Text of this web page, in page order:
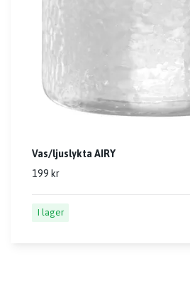
Vas/ljuslykta AIRY
199 kr
I lager